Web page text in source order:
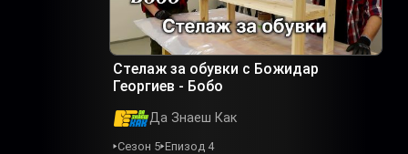
Стелаж за обувки с Божидар
Георгиев - Бобо
Да Знаеш Как
Сезон 5 Епизод 4